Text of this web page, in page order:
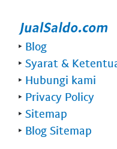
‣ Blog
‣ Syarat &
‣ Hubungi kami
‣ Privacy Policy
‣ Sitemap
‣ Blog Sitemap